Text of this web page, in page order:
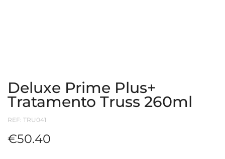
Deluxe Prime Plus+
Tratamento Truss 260ml
REF: TRU041
€50.40